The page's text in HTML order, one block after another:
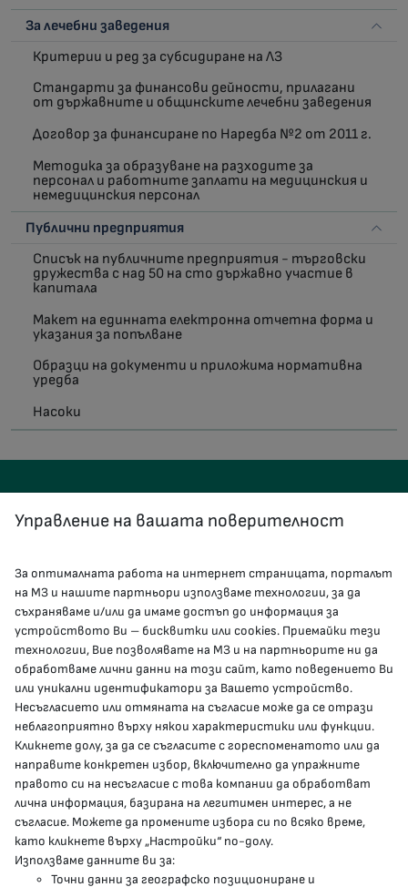
За лечебни заведения
Критерии и ред за субсидиране на ЛЗ
Стандарти за финансови дейности, прилагани
от държавните и общинските лечебни заведения
Договор за финансиране по Наредба №2 от 2011 г.
Методика за образуване на разходите за
персонал и работните заплати на медицинския и
немедицинския персонал
Публични предприятия
Списък на публичните предприятия - търговски
дружества с над 50 на сто държавно участие в
капитала
Макет на единната електронна отчетна форма и
указания за попълване
Образци на документи и приложима нормативна
уредба
Насоки
КОНТАКТИ
гр.София, 1000, пл. „Света Неделя“ №5
delovodstvo@mh.government.bg
presscenter@mh.government.bg
МЗ В СОЦИАЛНИТЕ МРЕЖИ
Facebook страница
Instragram профил
Управление на вашата поверителност
За оптималната работа на интернет страницата, порталът
на МЗ и нашите партньори използваме технологии, за да
съхраняваме и/или да имаме достъп до информация за
устройството Ви – бисквитки или cookies. Приемайки тези
технологии, Вие позволявате на МЗ и на партньорите ни да
обработваме лични данни на този сайт, като поведението Ви
или уникални идентификатори за Вашето устройство.
Несъгласието или отмяната на съгласие може да се отрази
неблагоприятно върху някои характеристики или функции.
Кликнете долу, за да се съгласите с гореспоменатото или да
направите конкретен избор, включително да упражните
правото си на несъгласие с това компании да обработват
лична информация, базирана на легитимен интерес, а не
съгласие. Можете да промените избора си по всяко време,
като кликнете върху „Настройки“ по-долу.
Използваме данните ви за:
Точни данни за географско позициониране и